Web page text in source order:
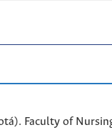
Faculty of